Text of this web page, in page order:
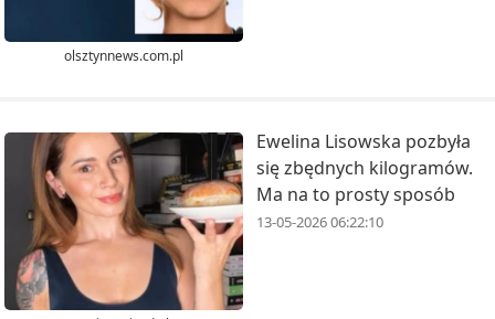
olsztynnews.com.pl
Ewelina Lisowska pozbyła
się zbędnych kilogramów.
Ma na to prosty sposób
13-05-2026 06:22:10